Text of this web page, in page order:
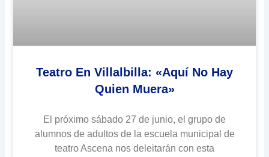
Teatro En Villalbilla: «Aquí No Hay
Quien Muera»
El próximo sábado 27 de junio, el grupo de
alumnos de adultos de la escuela municipal de
teatro Ascena nos deleitarán con esta